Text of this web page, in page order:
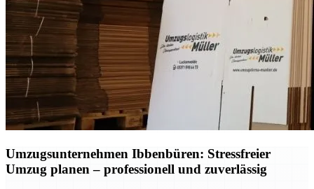
Umzugsunternehmen Ibbenbüren: Stressfreier
Umzug planen – professionell und zuverlässig